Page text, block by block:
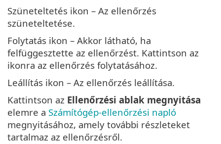
Szüneteltetés ikon – Az ellenőrzés
szüneteltetése.
Folytatás ikon – Akkor látható, ha
felfüggesztette az ellenőrzést. Kattintson az
ikonra az ellenőrzés folytatásához.
Leállítás ikon – Az ellenőrzés leállítása.
Kattintson az Ellenőrzési ablak megnyitása
elemre a Számítógép-ellenőrzési napló
megnyitásához, amely további részleteket
tartalmaz az ellenőrzésről.